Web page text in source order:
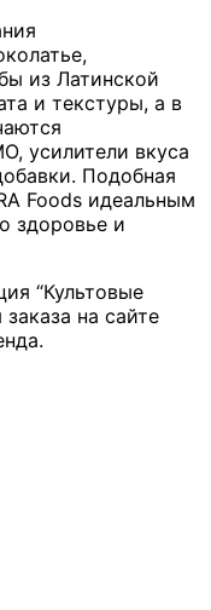
из Латинской
и текстуры, а в
усилители вкуса
Подобная
Foods идеальным
здоровье и
“Культовые
на сайте